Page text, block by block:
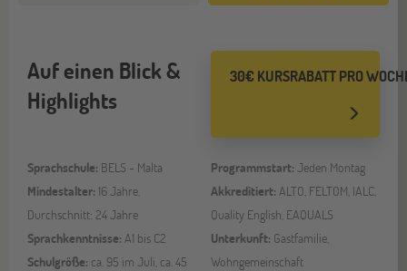
30€ KURSRABATT PRO
Auf einen Blick &
Highlights
Sprachschule: BELS - Malta
Mindestalter: 16 Jahre,
Durchschnitt: 24 Jahre
Sprachkenntnisse: A1 bis C2
Schulgröße: ca. 95 im Juli, ca. 45
Programmstart: Jeden Montag
Akkreditiert: ALTO, FELTOM, IALC,
Quality English, EAQUALS
Unterkunft: Gastfamilie,
Wohngemeinschaft